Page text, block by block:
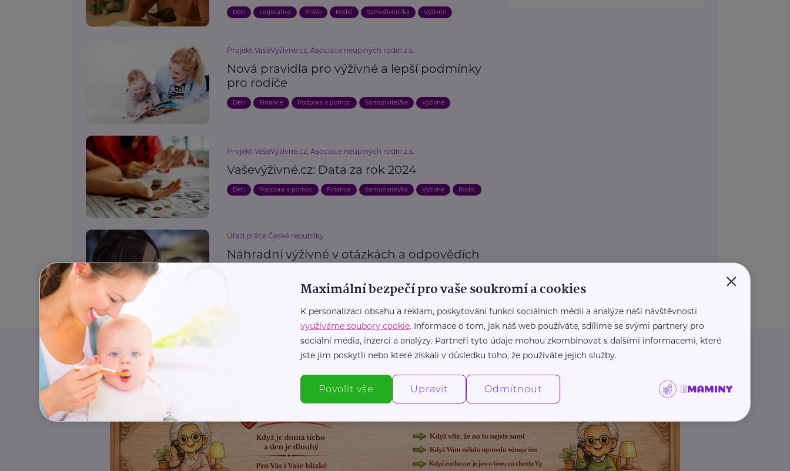
Děti Legislativa Právo Rodič Samoživitel/ka Výživné
Projekt VašeVýživné.cz, Asociace neúplných rodin z.s.
Nová pravidla pro výživné a lepší podmínky
pro rodiče
Děti Finance Podpora a pomoc Samoživitel/ka Výživné
Projekt VašeVýživné.cz, Asociace neúplných rodin z.s.
Vaševýživné.cz: Data za rok 2024
Děti Podpora a pomoc Finance Samoživitel/ka Výživné Rodič
Úřad práce České republiky
Náhradní výživné v otázkách a odpovědích
Další články
×
Maximální bezpečí pro vaše soukromí a cookies
K personalizaci obsahu a reklam, poskytování funkcí sociálních médií a analýze naší návštěvnosti
využíváme soubory cookie. Informace o tom, jak náš web používáte, sdílíme se svými partnery pro
sociální média, inzerci a analýzy. Partneři tyto údaje mohou zkombinovat s dalšími informacemi, které
jste jim poskytli nebo které získali v důsledku toho, že používáte jejich služby.
Povolit vše Upravit Odmítnout